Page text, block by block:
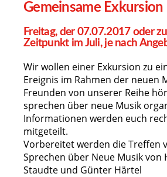
Gemeinsame Exkursion
Freitag, der 07.07.2017 oder
Zeitpunkt im Juli, je nach
Wir wollen einer Exkursion zu
Ereignis im Rahmen der neuen
Freunden von unserer Reihe
sprechen über neue Musik
Informationen werden euch
mitgeteilt.
Vorbereitet werden die Treffen
Sprechen über Neue Musik von
Staudte und Günter Härtel